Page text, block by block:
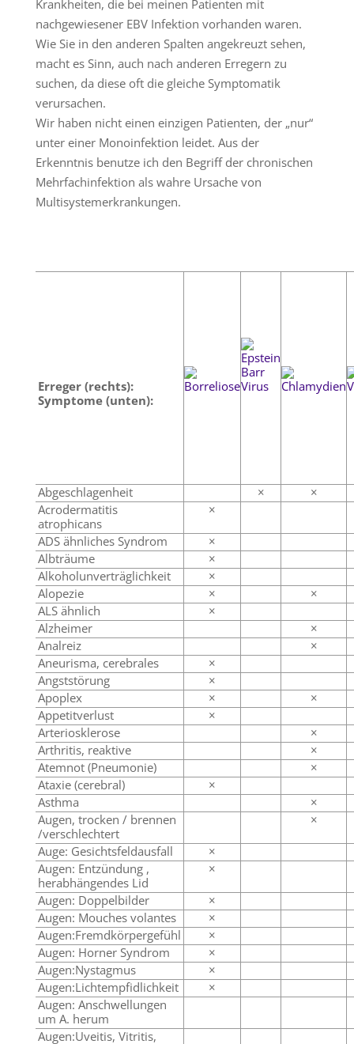
Krankheiten, die bei meinen Patienten mit
nachgewiesener EBV Infektion vorhanden waren.
Wie Sie in den anderen Spalten angekreuzt sehen,
macht es Sinn, auch nach anderen Erregern zu
suchen, da diese oft die gleiche Symptomatik
verursachen.
Wir haben nicht einen einzigen Patienten, der „nur“
unter einer Monoinfektion leidet. Aus der
Erkenntnis benutze ich den Begriff der chronischen
Mehrfachinfektion als wahre Ursache von
Multisystemerkrankungen.
Erreger (rechts):
Symptome (unten):
Abgeschlagenheit ×
×
Acrodermatitis
atrophicans
×
ADS ähnliches Syndrom
×
Albträume
×
Alkoholunverträglichkeit
×
Alopezie
×
×
ALS ähnlich
×
Alzheimer
×
Analreiz
×
Aneurisma, cerebrales
×
Angststörung
×
Apoplex
×
×
Appetitverlust
×
Arteriosklerose
×
Arthritis, reaktive
×
Atemnot (Pneumonie)
×
Ataxie (cerebral)
×
Asthma
×
Augen, trocken / brennen
/verschlechtert
×
Auge: Gesichtsfeldausfall
×
Augen: Entzündung ,
herabhängendes Lid
×
Augen: Doppelbilder
×
Augen: Mouches volantes
×
Augen:Fremdkörpergefühl
×
Augen: Horner Syndrom
×
Augen:Nystagmus
×
Augen:Lichtempfidlichkeit
×
Augen: Anschwellungen
um A. herum
Augen:Uveitis, Vitritis,